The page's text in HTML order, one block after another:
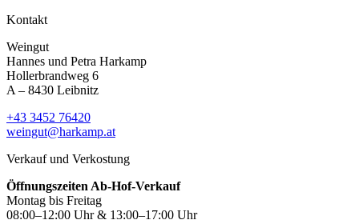
Kontakt
Weingut
Hannes und Petra Harkamp
Hollerbrandweg 6
A – 8430 Leibnitz
+43 3452 76420
weingut@harkamp.at
Verkauf und Verkostung
Öffnungszeiten Ab-Hof-Verkauf
Montag bis Freitag
08:00–12:00 Uhr & 13:00–17:00 Uhr